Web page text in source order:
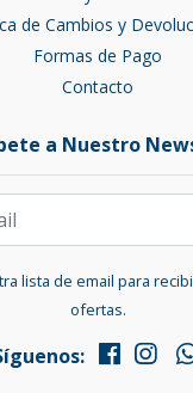
de Cambios y
Formas de Pago
Contacto
a Nuestro
lista de email para
ofertas.